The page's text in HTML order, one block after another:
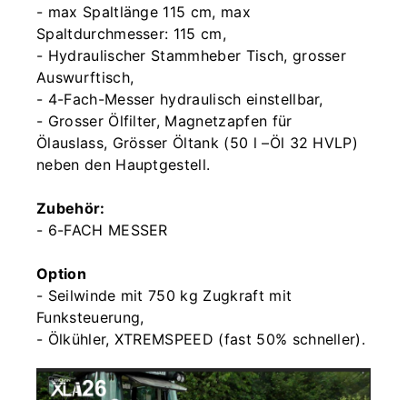
- max Spaltlänge 115 cm, max
Spaltdurchmesser: 115 cm,
- Hydraulischer Stammheber Tisch, grosser
Auswurftisch,
- 4-Fach-Messer hydraulisch einstellbar,
- Grosser Ölfilter, Magnetzapfen für
Ölauslass, Grösser Öltank (50 l –Öl 32 HVLP)
neben den Hauptgestell.
Zubehör:
- 6-FACH MESSER
Option
- Seilwinde mit 750 kg Zugkraft mit
Funksteuerung,
- Ölkühler, XTREMSPEED (fast 50% schneller).